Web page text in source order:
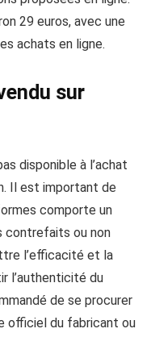
29 euros, avec une
achats en ligne.
sur
disponible à l’achat
Il est important de
comporte un
contrefaits ou non
l’efficacité et la
l’authenticité du
de se procurer
officiel du fabricant ou